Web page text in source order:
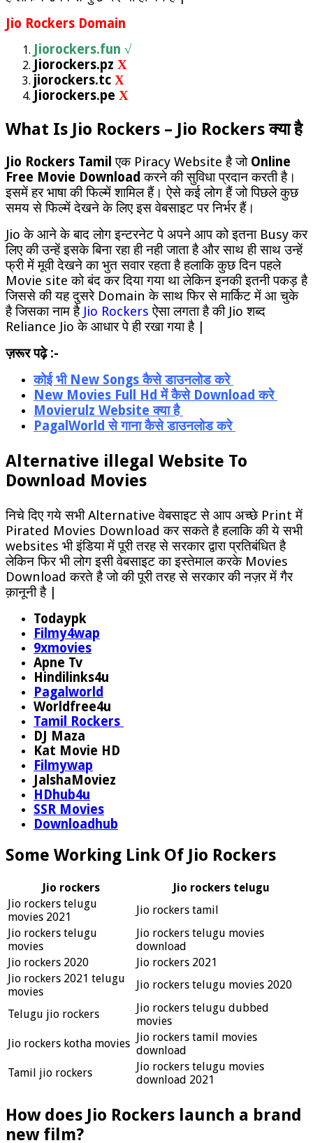
Jio Rockers Domain
Jiorockers.fun √
Jiorockers.pz Χ
jiorockers.tc Χ
Jiorockers.pe Χ
What Is Jio Rockers – Jio Rockers क्या है
Jio Rockers Tamil एक Piracy Website है जो Online
Free Movie Download करने की सुविधा प्रदान करती है।
इसमें हर भाषा की फिल्में शामिल हैं। ऐसे कई लोग हैं जो पिछले कुछ
समय से फिल्में देखने के लिए इस वेबसाइट पर निर्भर हैं।
Jio के आने के बाद लोग इन्टरनेट पे अपने आप को इतना Busy कर
लिए की उन्हें इसके बिना रहा ही नही जाता है और साथ ही साथ उन्हें
फ्री में मूवी देखने का भुत सवार रहता है हलाकि कुछ दिन पहले
Movie site को बंद कर दिया गया था लेकिन इनकी इतनी पकड़ है
जिससे की यह दुसरे Domain के साथ फिर से मार्किट में आ चुके
है जिसका नाम हैJio Rockers ऐसा लगता है की Jio शब्द
Reliance Jio के आधार पे ही रखा गया है |
ज़रूर पढ़े :-
कोई भी New Songs कैसे डाउनलोड करे
New Movies Full Hd में कैसे Download करे
Movierulz Website क्या है
PagalWorld से गाना कैसे डाउनलोड करे
Alternative illegal Website To
Download Movies
निचे दिए गये सभी Alternative वेबसाइट से आप अच्छे Print में
Pirated Movies Download कर सकते है हलाकि की ये सभी
websites भी इंडिया में पूरी तरह से सरकार द्वारा प्रतिबंधित है
लेकिन फिर भी लोग इसी वेबसाइट का इस्तेमाल करके Movies
Download करते है जो की पूरी तरह से सरकार की नज़र में गैर
क़ानूनी है |
Todaypk
Filmy4wap
9xmovies
Apne Tv
Hindilinks4u
Pagalworld
Worldfree4u
Tamil Rockers
DJ Maza
Kat Movie HD
Filmywap
JalshaMoviez
HDhub4u
SSR Movies
Downloadhub
Some Working Link Of Jio Rockers
Jio rockers
Jio rockers telugu
Jio rockers telugu
movies 2021
Jio rockers tamil
Jio rockers telugu
movies
Jio rockers telugu movies
download
Jio rockers 2020
Jio rockers 2021
Jio rockers 2021 telugu
movies
Jio rockers telugu movies 2020
Telugu jio rockers
Jio rockers telugu dubbed
movies
Jio rockers kotha movies Jio rockers tamil movies
download
Tamil jio rockers
Jio rockers telugu movies
download 2021
How does Jio Rockers launch a brand
new film?